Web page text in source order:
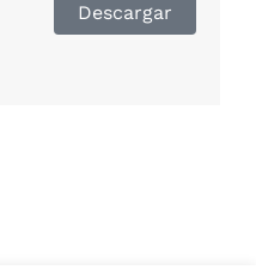
Descargar